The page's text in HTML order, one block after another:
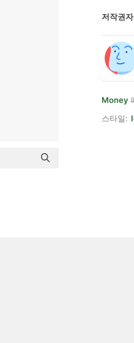
저작권
Money
스타일: